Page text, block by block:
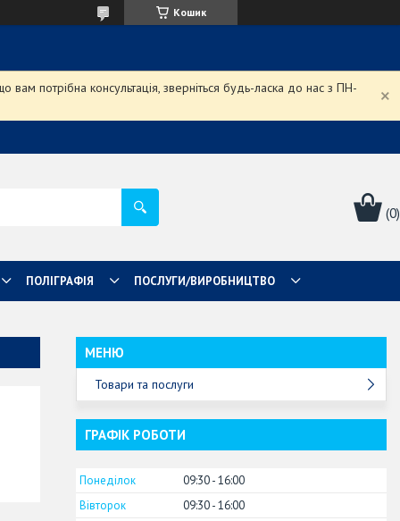
Кошик
потрібна консультація, зверніться будь-ласка до нас з ПН-
ПОЛІГРАФІЯ ПОСЛУГИ/ВИРОБНИЦТВО
Товари та послуги
ГРАФІК РОБОТИ
Понеділок 09:30 16:00
Вівторок
09:30 16:00